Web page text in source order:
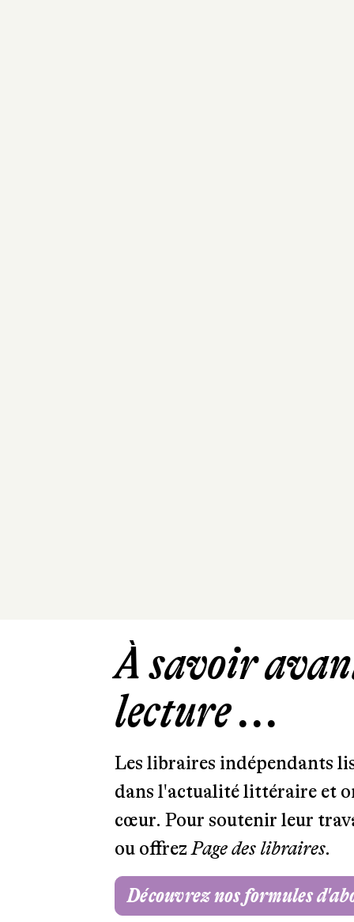
À savoir
lecture ...
Les libraires indépendants
dans l'actualité littéraire et
cœur. Pour soutenir leur
ou offrezPage des libraires.
Découvrez nos formules